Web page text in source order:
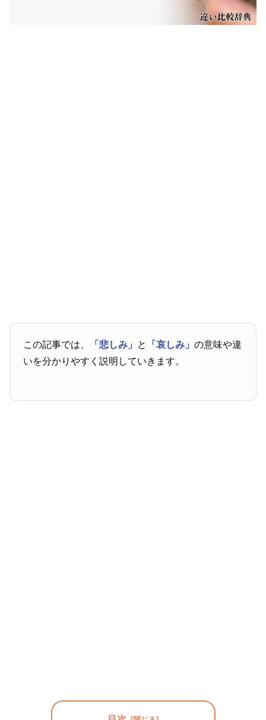
この記事では、 「悲しみ」 と 「哀しみ」の意味や違
いを分かりやすく説明していきます。